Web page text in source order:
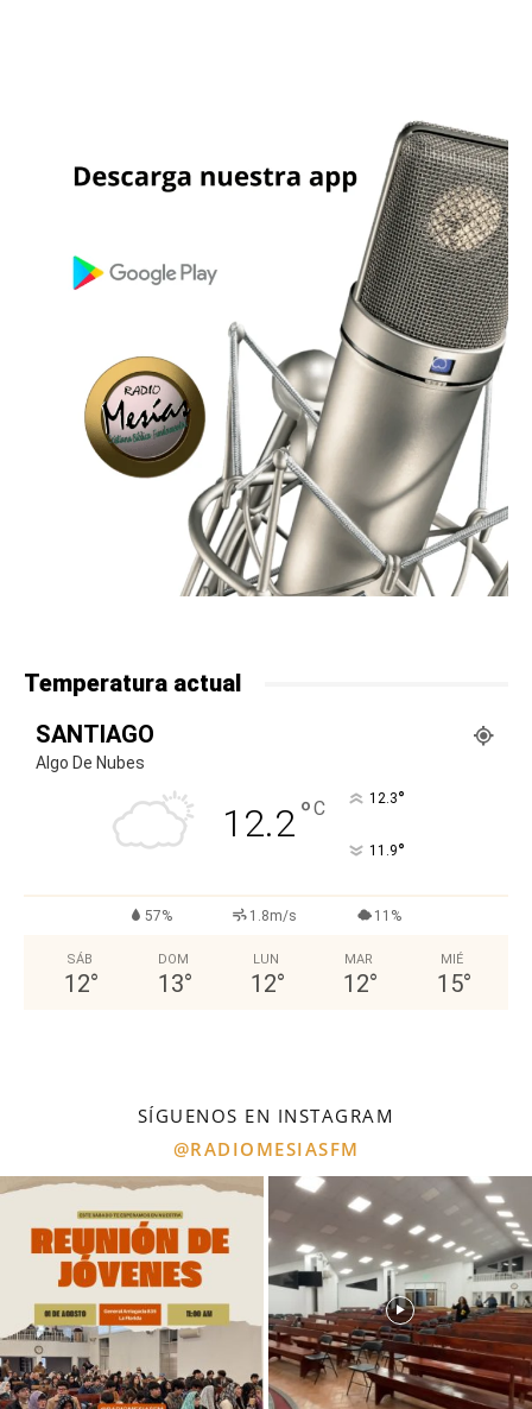
Temperatura actual
SANTIAGO
Algo De Nubes
12.2°C 12.3°
11.9°
57% 1.8m/s 11%
SÁB
12°
DOM
13°
LUN
12°
MAR
12°
MIÉ
15°
SÍGUENOS EN INSTAGRAM
@RADIOMESIASFM